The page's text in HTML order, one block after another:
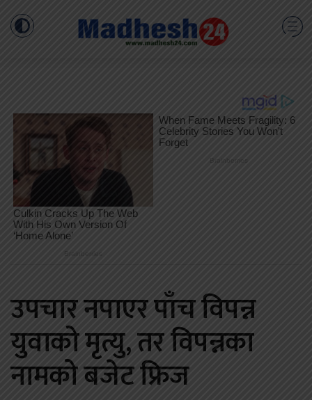
उपचार नपाएर पाँच विपन्न
युवाको मृत्यु, तर विपन्नका
नामको बजेट फ्रिज